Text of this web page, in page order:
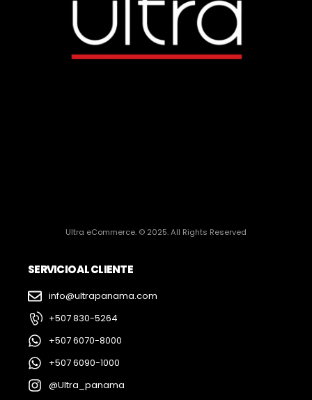
Ultra eCommerce. © 2025. All Rights Reserved
SERVICIO AL CLIENTE
info@ultrapanama.com
+507 830-5264
+507 6070-8000
+507 6090-1000
@Ultra_panama